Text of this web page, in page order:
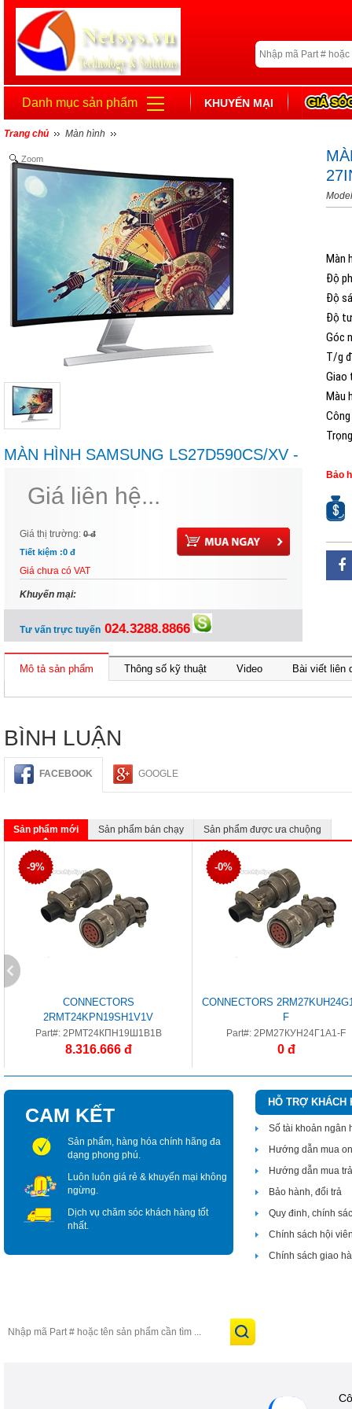
Danh mục sản phẩm KHUYẾN MẠI
Trang chủ Màn hình
Zoom
MÀN HÌNH SAMSUNG LS27D590CS/XV -
Giá liên hệ...
Giá thị trường: 0 đ
Tiết kiệm :0 đ
Giá chưa có VAT
Khuyến mại:
Tư vấn trực tuyến 024.3288.8866
Màn
Độ
Độ
Độ
Góc
T/g
Giao
Màu
Bảo
Mô tả sản phẩm Thông số kỹ thuật Video Bài viết liên
BÌNH LUẬN
FACEBOOK GOOGLE
Sản phẩm mới Sản phẩm bán chạy Sản phẩm được ưa chuộng
-9%
CONNECTORS
2RMT24KPN19SH1V1V
Part#: 2РМТ24КПН19Ш1В1В
8.316.666 đ
-0%
CONNECTORS
F
Part#: 2РМ27КУН24Г1А1-F
0 đ
CAM KẾT
Sản phẩm, hàng hóa chính hãng đa
dạng phong phú.
Luôn luôn giá rẻ & khuyến mại không
ngừng.
Dịch vụ chăm sóc khách hàng tốt
nhất.
HỖ TRỢ KHÁCH
Số tài khoản ngân
Hướng dẫn mua
Hướng dẫn mua
Bảo hành, đổi trả
Quy đinh, chính
Chính sách hội
Chính sách giao